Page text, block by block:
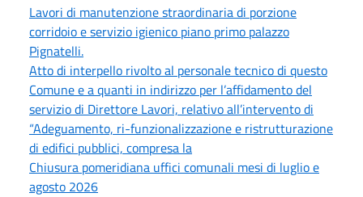
Lavori di manutenzione straordinaria di porzione
corridoio e servizio igienico piano primo palazzo
Pignatelli.
Atto di interpello rivolto al personale tecnico di questo
Comune e a quanti in indirizzo per l’affidamento del
servizio di Direttore Lavori, relativo all’intervento di
“Adeguamento, ri-funzionalizzazione e ristrutturazione
di edifici pubblici, compresa la
Chiusura pomeridiana uffici comunali mesi di luglio e
agosto 2026